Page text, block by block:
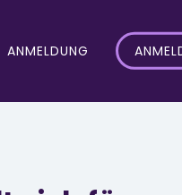
ANMELDUNG